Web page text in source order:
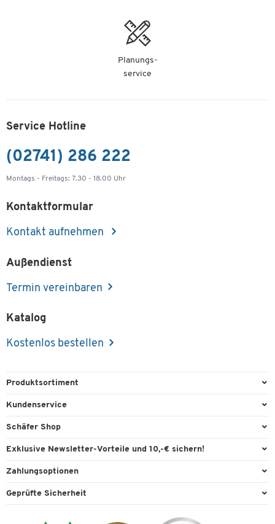
Planungs-
service
Service Hotline
(02741) 286 222
Montags - Freitags: 7.30 - 18.00 Uhr
Kontaktformular
Kontakt aufnehmen
Außendienst
Termin vereinbaren
Katalog
Kostenlos bestellen
Produktsortiment
Büroausstattung
Reinigung & Hygiene
Technik
Kundenservice
Direktbestellung
Kontaktformulare
Lieferinformationen
Recycling, Entsorgung & Rücknahmepflicht von Elektroaltgeräten
Schäfer Shop
Services & Leistungen
Workplace Solutions
Exklusive Newsletter-Vorteile und 10,-€ sichern!
Willkommensgutschein
Zahlungsoptionen
Paypal
Geprüfte Sicherheit